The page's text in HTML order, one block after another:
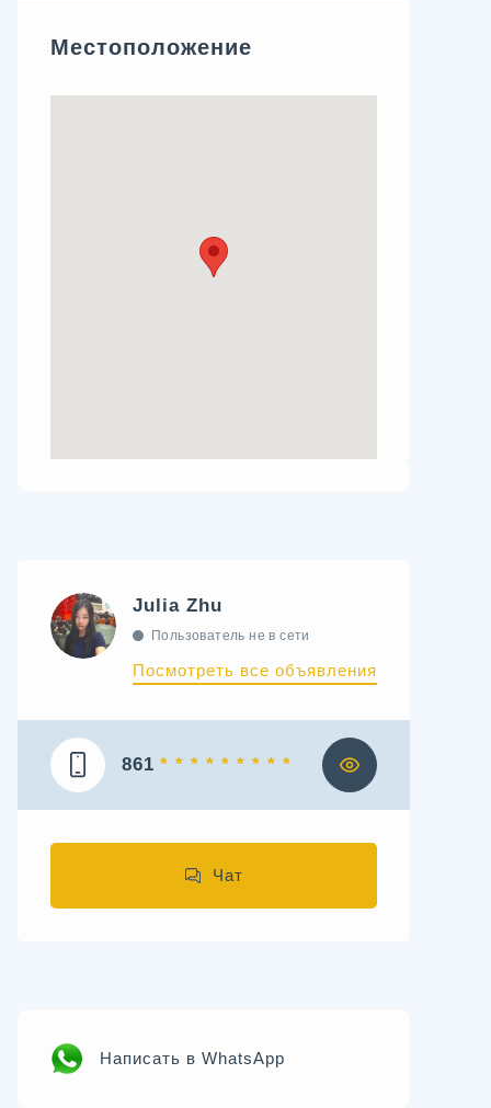
Местоположение
Julia Zhu
Пользователь не в сети
Посмотреть все объявления
861 * * * * * * * * *
Чат
Написать в WhatsApp